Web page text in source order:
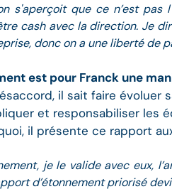
s'aperçoit que ce n’est
cash avec la direction. Je
donc on a une liberté de
est pour Franck une
il sait faire
et responsabiliser les
il présente ce rapport
je le valide avec eux,
d’étonnement priorisé